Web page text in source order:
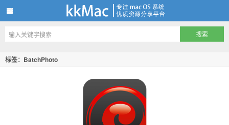
kkMac
标签：BatchPhoto